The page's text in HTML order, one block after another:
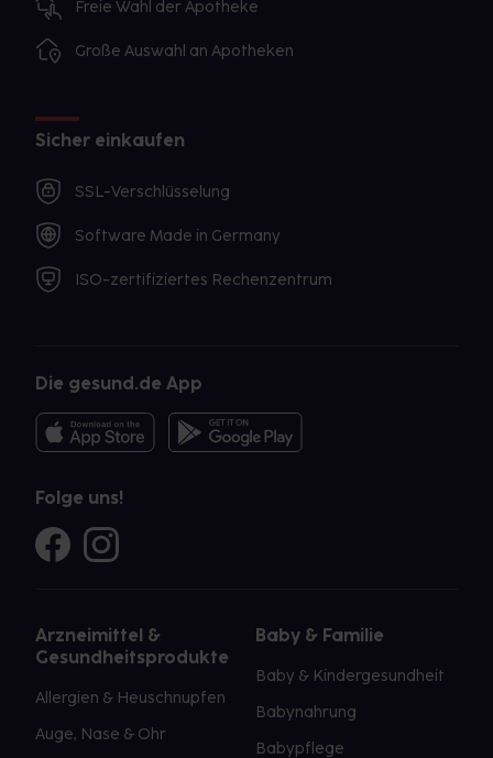
Freie Wahl der Apotheke
Große Auswahl an Apotheken
Sicher einkaufen
SSL-Verschlüsselung
Software Made in Germany
ISO-zertifiziertes Rechenzentrum
Die gesund.de App
Folge uns!
Arzneimittel &
Gesundheitsprodukte
Allergien & Heuschnupfen
Auge, Nase & Ohr
Baby & Familie
Baby & Kindergesundheit
Babynahrung
Babypflege